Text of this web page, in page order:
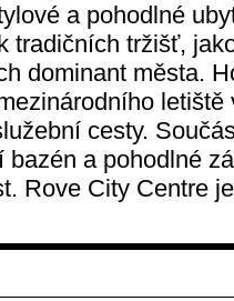
a pohodlné
tradičních tržišť,
dominant města.
cesty.
bazén a pohodlné
Rove City Centre